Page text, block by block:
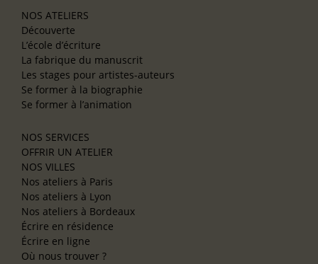
NOS ATELIERS
Découverte
L’école d’écriture
La fabrique du manuscrit
Les stages pour artistes-auteurs
Se former à la biographie
Se former à l’animation
NOS SERVICES
OFFRIR UN ATELIER
NOS VILLES
Nos ateliers à Paris
Nos ateliers à Lyon
Nos ateliers à Bordeaux
Écrire en résidence
Écrire en ligne
Où nous trouver ?